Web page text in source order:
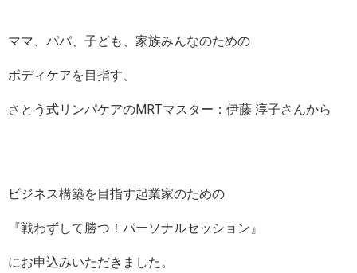
ママ、パパ、子ども、家族みんなのための
ボディケアを目指す、
さとう式リンパケアのMRTマスター：伊藤 淳子さんから
ビジネス構築を目指す起業家のための
『戦わずして勝つ！パーソナルセッション』
にお申込みいただきました。